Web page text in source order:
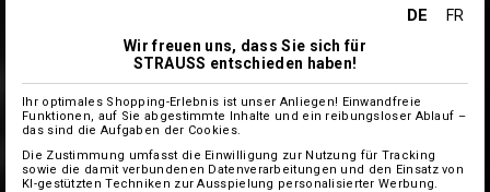
DE
FR
Wir freuen uns, dass Sie sich für
STRAUSS entschieden haben!
Ihr optimales Shopping-Erlebnis ist unser Anliegen! Einwandfreie
Funktionen, auf Sie abgestimmte Inhalte und ein reibungsloser Ablauf –
das sind die Aufgaben der Cookies.
Die Zustimmung umfasst die Einwilligung zur Nutzung für Tracking
sowie die damit verbundenen Datenverarbeitungen und den Einsatz von
KI-gestützten Techniken zur Ausspielung personalisierter Werbung.